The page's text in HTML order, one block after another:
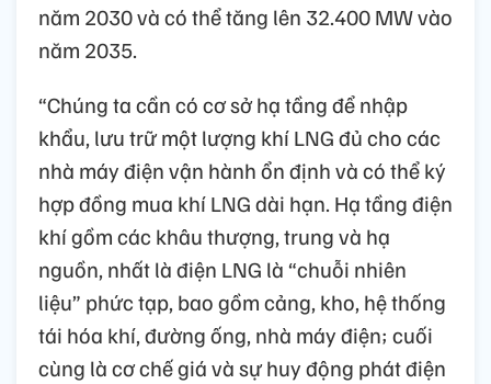
năm 2030 và có thể tăng lên 32.400 MW vào
năm 2035.
“Chúng ta cần có cơ sở hạ tầng để nhập
khẩu, lưu trữ một lượng khí LNG đủ cho các
nhà máy điện vận hành ổn định và có thể ký
hợp đồng mua khí LNG dài hạn. Hạ tầng điện
khí gồm các khâu thượng, trung và hạ
nguồn, nhất là điện LNG là “chuỗi nhiên
liệu” phức tạp, bao gồm cảng, kho, hệ thống
tái hóa khí, đường ống, nhà máy điện; cuối
cùng là cơ chế giá và sự huy động phát điện